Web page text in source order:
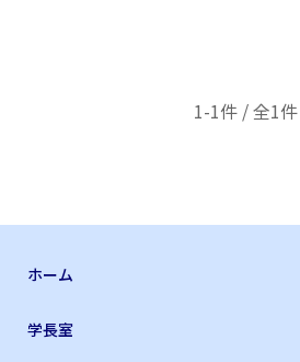
1-1件 / 全1件
ホーム
学長室